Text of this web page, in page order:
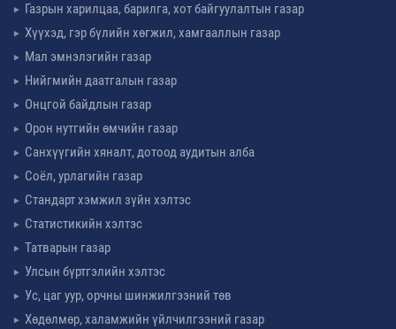
Газрын харилцаа, барилга, хот байгуулалтын газар
Хүүхэд, гэр бүлийн хөгжил, хамгааллын газар
Мал эмнэлэгийн газар
Нийгмийн даатгалын газар
Онцгой байдлын газар
Орон нутгийн өмчийн газар
Санхүүгийн хяналт, дотоод аудитын алба
Соёл, урлагийн газар
Стандарт хэмжил зүйн хэлтэс
Статистикийн хэлтэс
Татварын газар
Улсын бүртгэлийн хэлтэс
Ус, цаг уур, орчны шинжилгээний төв
Хөдөлмөр, халамжийн үйлчилгээний газар